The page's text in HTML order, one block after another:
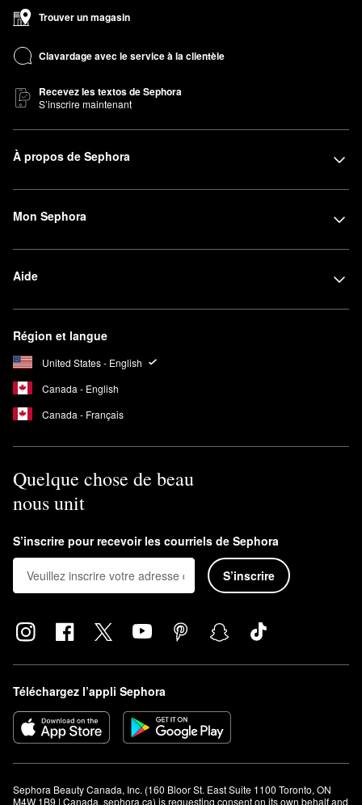
Trouver un magasin
Clavardage avec le service à la clientèle
Recevez les textos de Sephora
S’inscrire maintenant
À propos de Sephora
Mon Sephora
Aide
Région et langue
United States - English
Canada - English
Canada - Français
Quelque chose de beau
nous unit
S’inscrire pour recevoir les courriels de Sephora
S’inscrire
Téléchargez l’appli Sephora
Sephora Beauty Canada, Inc. (160 Bloor St. East Suite 1100 Toronto, ON
M4W 1B9 | Canada, sephora.ca) is requesting consent on its own behalf and